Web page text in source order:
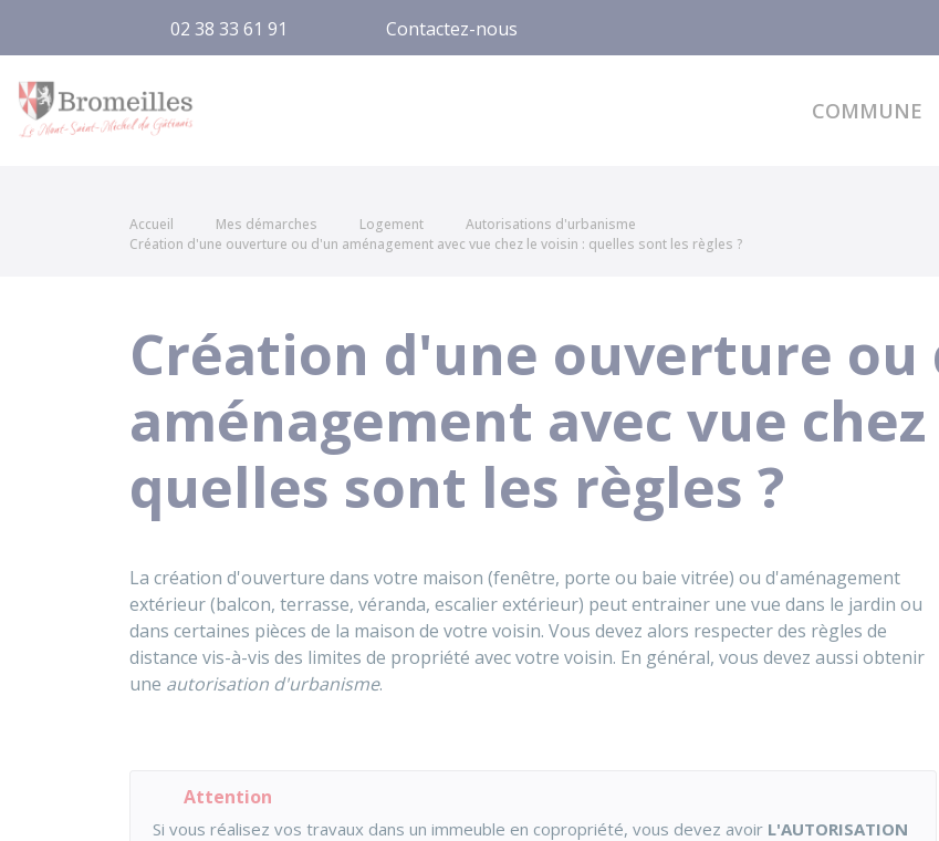
02 38 33 61 91 Contactez-nous
COMMUNE
Accueil Mes démarches Logement
Autorisations d'urbanisme
Création d'une ouverture ou d'un aménagement avec vue chez le voisin : quelles sont les règles ?
Création d'une ouverture ou
aménagement avec vue
quelles sont les règles ?
La création d'ouverture dans votre maison (fenêtre, porte ou baie vitrée) ou d'aménagement
extérieur (balcon, terrasse, véranda, escalier extérieur) peut entrainer une vue dans le jardin ou
dans certaines pièces de la maison de votre voisin. Vous devez alors respecter des règles de
distance vis-à-vis des limites de propriété avec votre voisin. En général, vous devez aussi obtenir
une autorisation d'urbanisme.
Attention
Si vous réalisez vos travaux dans un immeuble en copropriété, vous devez avoir L'AUTORISATION